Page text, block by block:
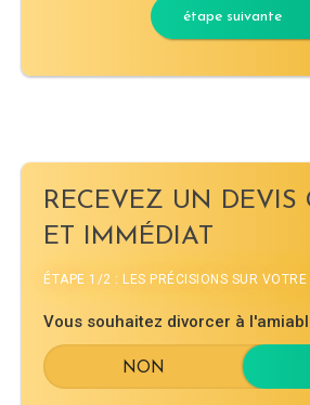
étape suivante
RECEVEZ UN DEVIS
ET IMMÉDIAT
ÉTAPE 1/2 : LES PRÉCISIONS SUR
Vous souhaitez divorcer à